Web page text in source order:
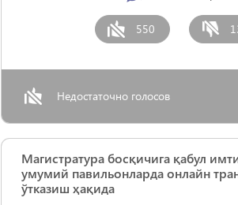
550
Недостаточно голосов
Магистратура босқичига қабул
умумий павильонларда онлайн
ўтказиш ҳақида